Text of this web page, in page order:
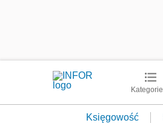
Kategorie
Księgowość